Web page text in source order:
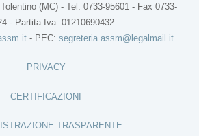
(MC) - Tel. 0733-95601 - Fax 0733-
- Partita Iva: 01210690432
- PEC: segreteria.assm@legalmail.it
PRIVACY
CERTIFICAZIONI
TRASPARENTE